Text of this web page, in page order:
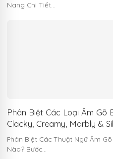
Nang Chi Tiết…
Phân Biệt Các Loại Âm Gõ
Clacky, Creamy, Marbly &
Phân Biệt Các Thuật Ngữ Âm
Nào? Bước…